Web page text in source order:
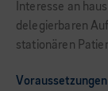
Interesse an
delegierbaren
stationären
Voraussetzungen